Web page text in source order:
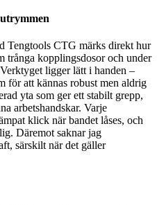
Tengtools CTG märks direkt hur
trånga kopplingsdosor och under
ligger lätt i handen –
för att kännas robust men aldrig
yta som ger ett stabilt grepp,
arbetshandskar. Varje
klick när bandet låses, och
Däremot saknar jag
särskilt när det gäller